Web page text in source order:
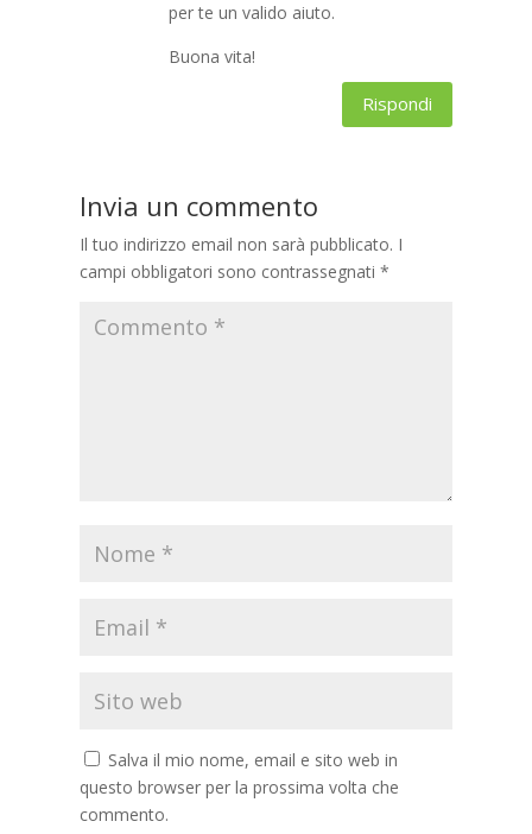
per te un valido aiuto.
Buona vita!
Rispondi
Invia un commento
Il tuo indirizzo email non sarà pubblicato. I
campi obbligatori sono contrassegnati*
Salva il mio nome, email e sito web in
questo browser per la prossima volta che
commento.